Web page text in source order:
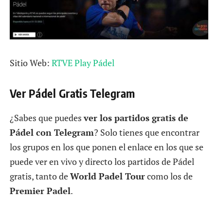
Sitio Web: RTVE Play Pádel
Ver Pádel Gratis Telegram
¿Sabes que puedesver los partidos gratis de
Pádel con Telegram? Solo tienes que encontrar
los grupos en los que ponen el enlace en los que se
puede ver en vivo y directo los partidos de Pádel
gratis, tanto deWorld Padel Tourcomo los de
Premier Padel.